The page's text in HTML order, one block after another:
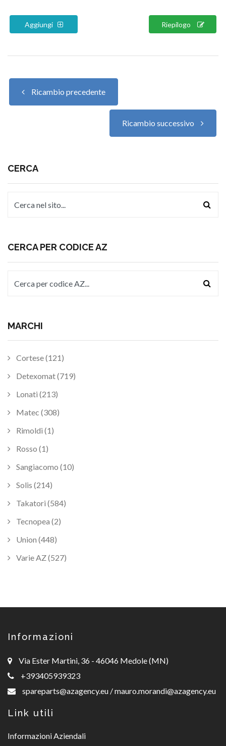
Aggiungi Riepilogo
Ricambio precedente
Ricambio successivo
CERCA
CERCA PER CODICE AZ
MARCHI
Cortese (121)
Detexomat (719)
Lonati (213)
Matec (308)
Rimoldi (1)
Rosso (1)
Sangiacomo (10)
Solis (214)
Takatori (584)
Tecnopea (2)
Union (448)
Varie AZ (527)
Informazioni
Via Ester Martini, 36 - 46046 Medole (MN)
+393405939323
spareparts@azagency.eu /mauro.morandi@azagency.eu
Link utili
Informazioni Aziendali